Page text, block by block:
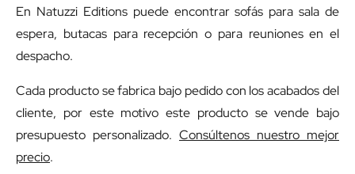
En Natuzzi Editions puede encontrar sofás para sala de
espera, butacas para recepción o para reuniones en el
despacho.
Cada producto se fabrica bajo pedido con los acabados del
cliente, por este motivo este producto se vende bajo
presupuesto personalizado. Consúltenos nuestro mejor
precio.